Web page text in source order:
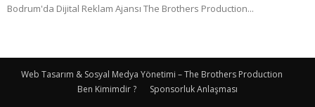
Bodrum'da Dijital Reklam Ajansı The Brothers Production...
Web Tasarım & Sosyal Medya Yönetimi – The Brothers Production
Ben Kimimdir ?
Sponsorluk Anlaşması